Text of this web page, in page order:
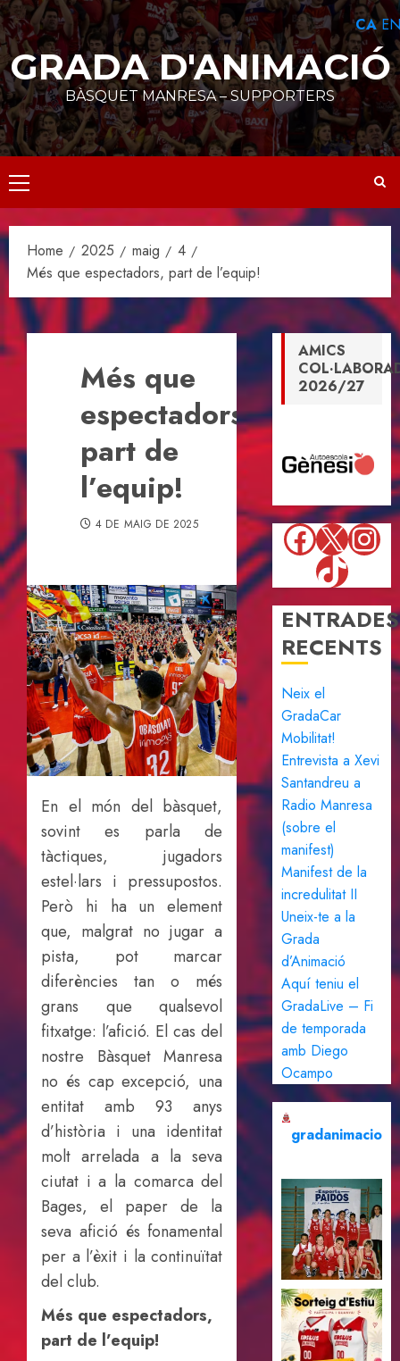
Skip
to
content
GRADA D'ANIMACIÓ
BÀSQUET MANRESA – SUPPORTERS
Primary
Menu
Home 2025 maig
4
Més que espectadors, part de l’equip!
Més que
espectadors,
part de
l’equip!
4 DE MAIG DE 2025
En el món del bàsquet,
sovint es parla de
tàctiques, jugadors
estel·lars i pressupostos.
Però hi ha un element
que, malgrat no jugar a
pista, pot marcar
diferències tan o més
grans que qualsevol
fitxatge: l’afició. El cas del
nostre Bàsquet Manresa
no és cap excepció, una
entitat amb 93 anys
d’història i una identitat
molt arrelada a la seva
ciutat i a la comarca del
Bages, el paper de la
seva afició és fonamental
per a l’èxit i la continuïtat
del club.
Més que espectadors,
part de l’equip!
AMICS
2026/27
X
TikTok
ENTRADES
RECENTS
Neix el
GradaCar
Mobilitat!
Entrevista a Xevi
Santandreu a
Radio Manresa
(sobre el
manifest)
Manifest de la
incredulitat II
Uneix-te a la
Grada
d’Animació
Aquí teniu el
GradaLive – Fi
de temporada
amb Diego
Ocampo
gradanimacio
CA EN